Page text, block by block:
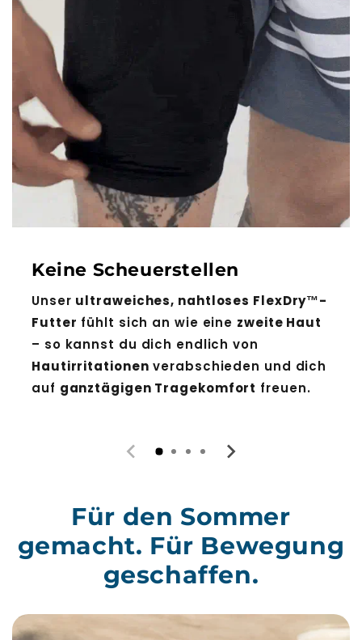
Keine Scheuerstellen
Unser ultraweiches, nahtloses FlexDry™-
Futter fühlt sich an wie eine zweite Haut
– so kannst du dich endlich von
Hautirritationen verabschieden und dich
auf ganztägigen Tragekomfort freuen.
Für den Sommer
gemacht. Für Bewegung
geschaffen.